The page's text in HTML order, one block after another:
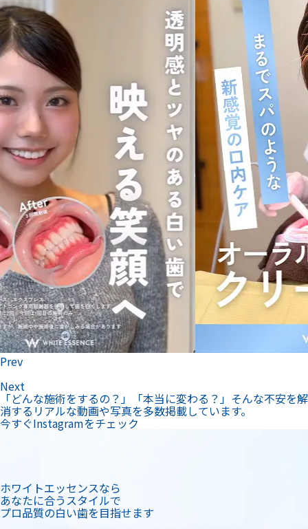
Prev
Next
「どんな施術をするの？」「本当に変わる？」そんな不安を解
消するリアルな動画や写真を多数掲載しています。
今すぐInstagramをチェック
ホワイトエッセンスなら
あなたに合うスタイルで
プロ品質の白い歯を目指せます